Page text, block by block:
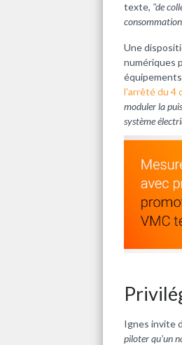
texte, "de
Une
numériques
l'arrêté du 4
moduler la
système
Ignes invite
piloter qu'un